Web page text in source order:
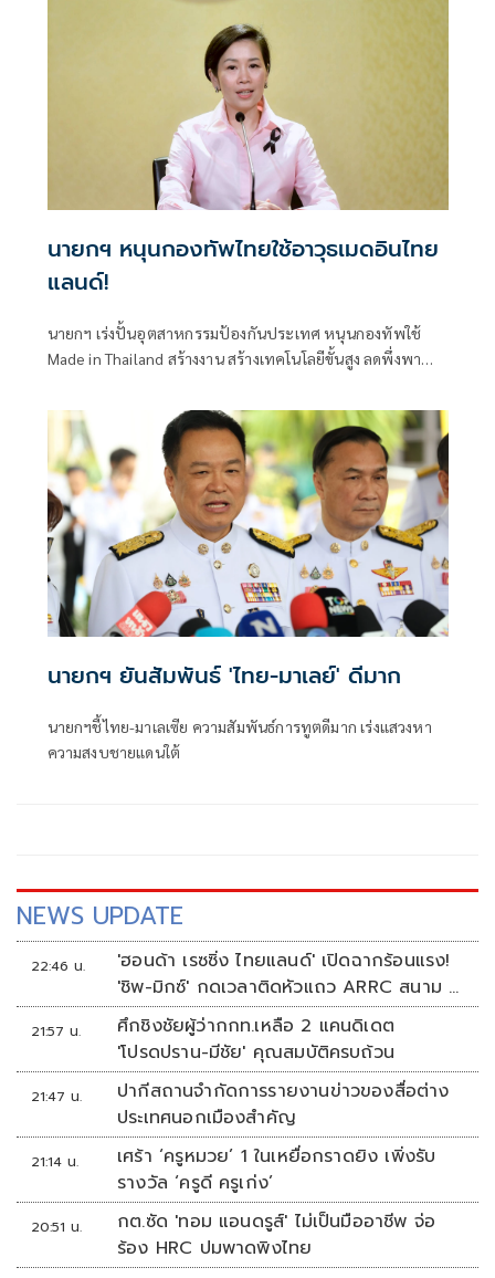
นายกฯ หนุนกองทัพไทยใช้อาวุธเมดอินไทย
แลนด์!
นายกฯ เร่งปั้นอุตสาหกรรมป้องกันประเทศ หนุนกองทัพใช้
Made in Thailand สร้างงาน สร้างเทคโนโลยีขั้นสูง ลดพึ่งพา
นายกฯ ยันสัมพันธ์ 'ไทย-มาเลย์' ดีมาก
นายกฯชี้ไทย-มาเลเซีย ความสัมพันธ์การทูตดีมาก เร่งแสวงหา
ความสงบชายแดนใต้
NEWS UPDATE
22:46 น.
'ฮอนด้า เรซซิ่ง ไทยแลนด์' เปิดฉากร้อนแรง!
'ชิพ-มิกซ์' กดเวลาติดหัวแถว ARRC สนาม 4
ที่มัลดาลิกา
21:57 น.
ศึกชิงชัยผู้ว่ากกท.เหลือ 2 แคนดิเดต
'โปรดปราน-มีชัย' คุณสมบัติครบถ้วน
21:47 น.
ปากีสถานจำกัดการรายงานข่าวของสื่อต่าง
ประเทศนอกเมืองสำคัญ
21:14 น.
เศร้า ‘ครูหมวย’ 1 ในเหยื่อกราดยิง เพิ่งรับ
รางวัล ‘ครูดี ครูเก่ง’
20:51 น.
กต.ซัด 'ทอม แอนดรูส์' ไม่เป็นมืออาชีพ จ่อ
ร้อง HRC ปมพาดพิงไทย